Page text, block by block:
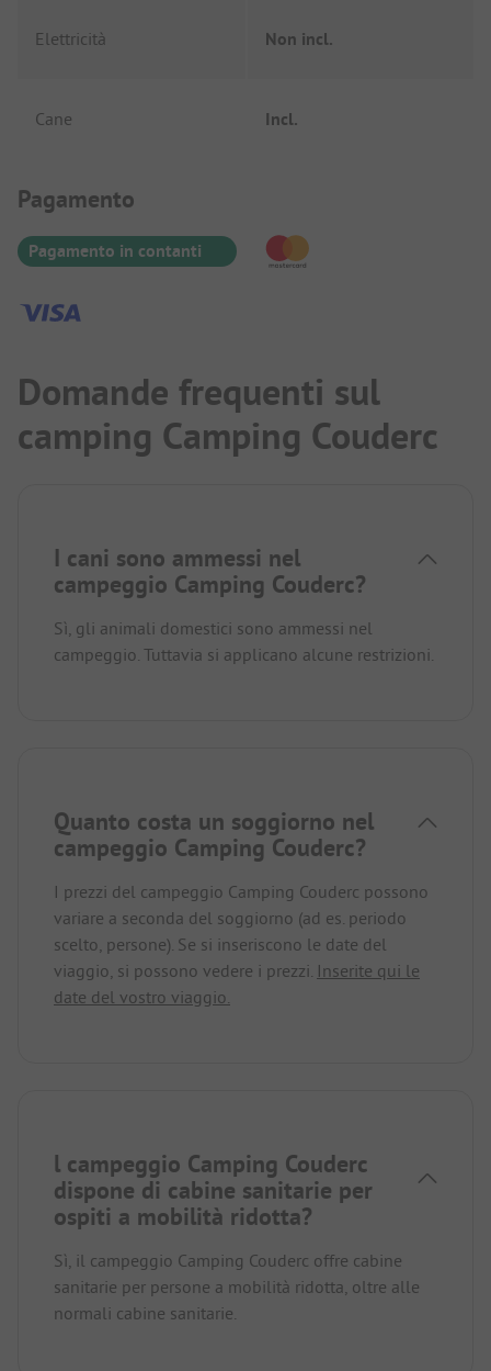
Elettricità Non incl.
Cane Incl.
Informazioni sul pagamento
Pagamento
Pagamento in contanti
Domande frequenti sul
camping Camping Couderc
I cani sono ammessi nel
campeggio Camping Couderc?
Sì, gli animali domestici sono ammessi nel
campeggio. Tuttavia si applicano alcune restrizioni.
Quanto costa un soggiorno nel
campeggio Camping Couderc?
I prezzi del campeggio Camping Couderc possono
variare a seconda del soggiorno (ad es. periodo
scelto, persone). Se si inseriscono le date del
viaggio, si possono vedere i prezzi. Inserite qui le
date del vostro viaggio.
l campeggio Camping Couderc
dispone di cabine sanitarie per
ospiti a mobilità ridotta?
Sì, il campeggio Camping Couderc offre cabine
sanitarie per persone a mobilità ridotta, oltre alle
normali cabine sanitarie.